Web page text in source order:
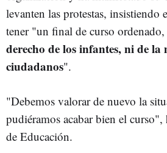
levanten las protestas, insistiendo
tener "un final de curso ordenado,
derecho de los infantes, ni de
ciudadanos".
"Debemos valorar de nuevo la
pudiéramos acabar bien el
de Educación.